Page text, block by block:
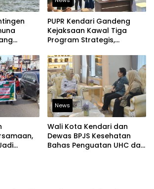
PUPR Kendari Gandeng
Kejaksaan Kawal Tiga
Program Strategis,
Bangun Infrastruktur
Berintegritas
News
Wali Kota Kendari dan
Dewas BPJS Kesehatan
Bahas Penguatan UHC dan